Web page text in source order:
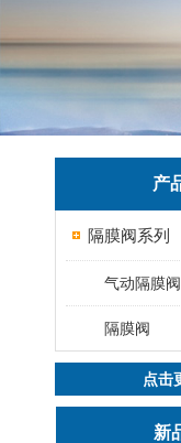
产
隔膜阀系列
气动隔膜阀
隔膜阀
点击
新